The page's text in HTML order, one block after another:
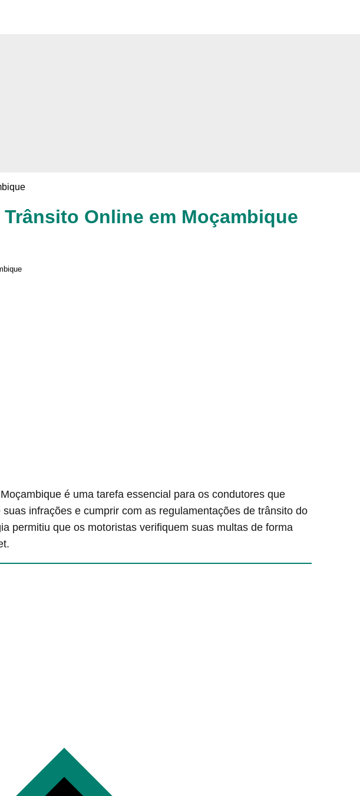
Online em Moçambique
é uma tarefa essencial para os condutores que
infrações e cumprir com as regulamentações de trânsito do
permitiu que os motoristas verifiquem suas multas de forma